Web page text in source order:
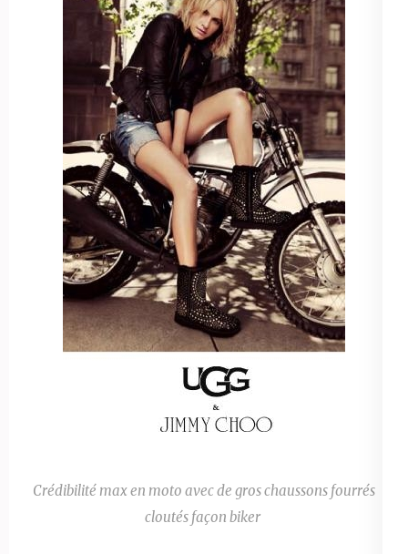
Crédibilité max en moto avec de gros chaussons fourrés
cloutés façon biker